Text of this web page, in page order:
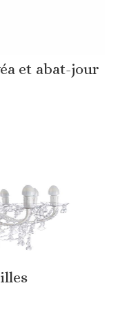
et abat-jour